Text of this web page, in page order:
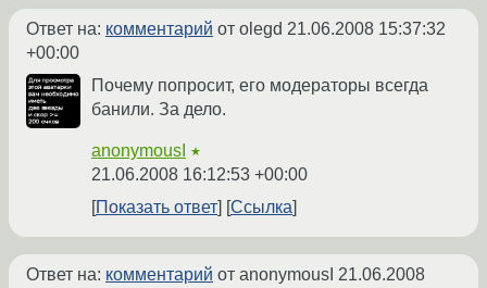
Ответ на: комментарий от olegd 21.06.2008 15:37:32
+00:00
Почему попросит, его модераторы всегда
банили. За дело.
anonymousI ★
21.06.2008 16:12:53 +00:00
Показать ответ
Ссылка
Ответ на: комментарий от anonymousI 21.06.2008